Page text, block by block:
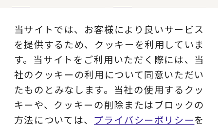
経営管理・経理・財
務
人事
広報・CSR IT・デジタル
営業・マーケティン
グ
設計・開発・生産・
調達
当サイトでは、お客様により良いサービス
を提供するため、クッキーを利用していま
す。当サイトをご利用いただく際には、当
社のクッキーの利用について同意いただい
たものとみなします。当社の使用するクッ
キーや、クッキーの削除またはブロックの
方法については、 プライバシーポリシーを